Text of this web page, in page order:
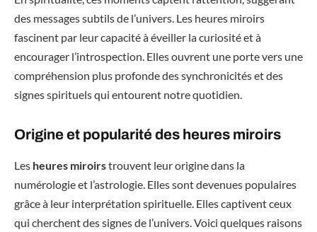
des messages subtils de l’univers. Les heures miroirs
fascinent par leur capacité à éveiller la curiosité et à
encourager l’introspection. Elles ouvrent une porte vers une
compréhension plus profonde des synchronicités et des
signes spirituels qui entourent notre quotidien.
Origine et popularité des heures miroirs
Les heures miroirstrouvent leur origine dans la
numérologie et l’astrologie. Elles sont devenues populaires
grâce à leur interprétation spirituelle. Elles captivent ceux
qui cherchent des signes de l’univers. Voici quelques raisons